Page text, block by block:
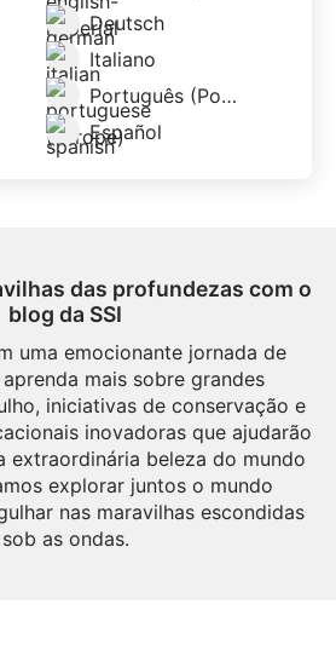
Deutsch
Italiano
Português (Portugal)
Español
das profundezas com o
blog da SSI
uma emocionante jornada de
mais sobre grandes
iniciativas de conservação e
inovadoras que ajudarão
extraordinária beleza do mundo
explorar juntos o mundo
nas maravilhas escondidas
sob as ondas.